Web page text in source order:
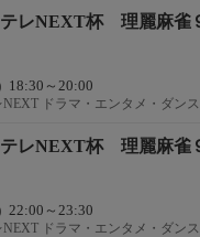
テレNEXT杯 理麗麻雀
18:30～20:00
NEXT ドラマ・エンタメ・ダンス
テレNEXT杯 理麗麻雀
22:00～23:30
NEXT ドラマ・エンタメ・ダンス